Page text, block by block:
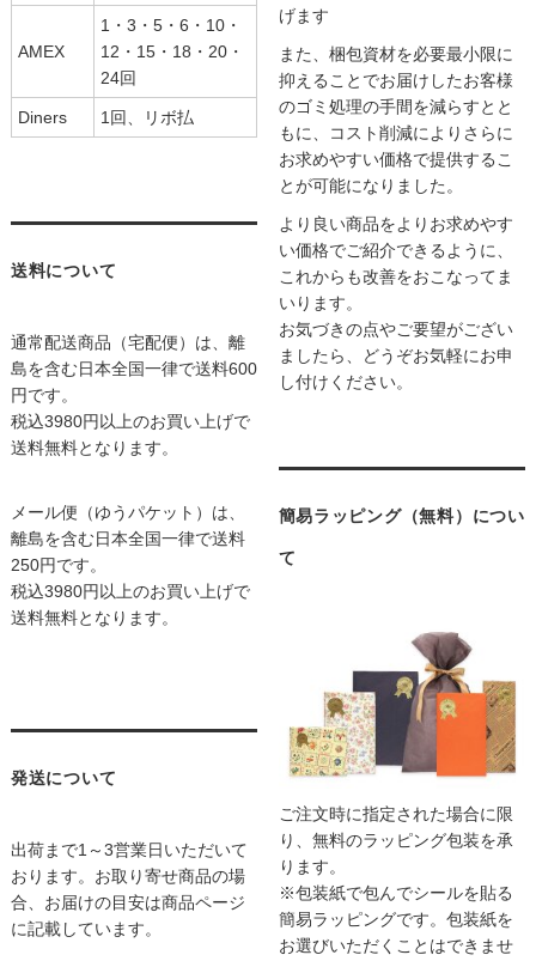
AMEX
1・3・5・6・10・
12・15・18・20・
24回
Diners 1回、リボ払
送料について
通常配送商品（宅配便）は、離
島を含む日本全国一律で送料600
円です。
税込3980円以上のお買い上げで
送料無料となります。
メール便（ゆうパケット）は、
離島を含む日本全国一律で送料
250円です。
税込3980円以上のお買い上げで
送料無料となります。
発送について
出荷まで1～3営業日いただいて
おります。お取り寄せ商品の場
合、お届けの目安は商品ページ
に記載しています。
げます
また、梱包資材を必要最小限に
抑えることでお届けしたお客様
のゴミ処理の手間を減らすとと
もに、コスト削減によりさらに
お求めやすい価格で提供するこ
とが可能になりました。
より良い商品をよりお求めやす
い価格でご紹介できるように、
これからも改善をおこなってま
いります。
お気づきの点やご要望がござい
ましたら、どうぞお気軽にお申
し付けください。
簡易ラッピング（無料）につい
て
ご注文時に指定された場合に限
り、無料のラッピング包装を承
ります。
※包装紙で包んでシールを貼る
簡易ラッピングです。包装紙を
お選びいただくことはできませ